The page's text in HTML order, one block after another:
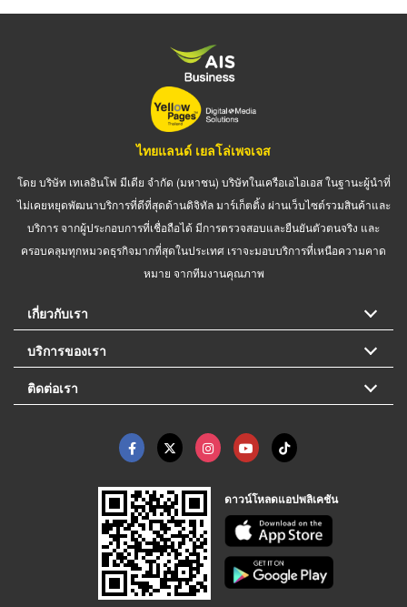
ไทยแลนด์ เยลโล่เพจเจส
โดย บริษัท เทเลอินโฟ มีเดีย จำกัด (มหาชน) บริษัทในเครือเอไอเอส ในฐานะผู้นำที่
ไม่เคยหยุดพัฒนาบริการที่ดีที่สุดด้านดิจิทัล มาร์เก็ตติ้ง ผ่านเว็บไซต์รวมสินค้าและ
บริการ จากผู้ประกอบการที่เชื่อถือได้ มีการตรวจสอบและยืนยันตัวตนจริง และ
ครอบคลุมทุกหมวดธุรกิจมากที่สุดในประเทศ เราจะมอบบริการที่เหนือความคาด
หมาย จากทีมงานคุณภาพ
เกี่ยวกับเรา
บริการของเรา
ติดต่อเรา
ดาวน์โหลดแอปพลิเคชัน